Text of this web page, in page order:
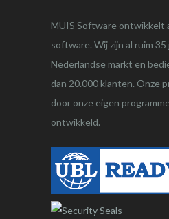
MUIS Software ontwikkelt
software. Wij zijn al ruim
Nederlandse markt en
dan 20.000 klanten. Onze
door onze eigen
ontwikkeld.